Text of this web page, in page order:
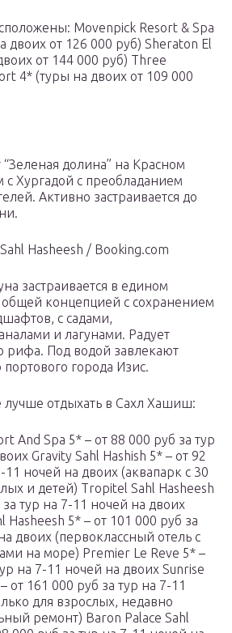
Movenpick Resort & Spa
двоих от 126 000 руб) Sheraton El
от 144 000 руб) Three
4* (туры на двоих от 109 000
долина” на Красном
с Хургадой с преобладанием
Активно застраивается до
Hasheesh / Booking.com
застраивается в едином
общей концепцией с сохранением
с садами,
и лагунами. Радует
рифа. Под водой завлекают
города Изис.
лучше отдыхать в Сахл Хашиш:
And Spa 5* – от 88 000 руб за тур
Gravity Sahl Hashish 5* – от 92
11 ночей на двоих (аквапарк с 30
и детей) Tropitel Sahl Hasheesh
тур на 7-11 ночей на двоих
Hasheesh 5* – от 101 000 руб за
двоих (первоклассный отель с
на море) Premier Le Reve 5* –
на 7-11 ночей на двоих Sunrise
от 161 000 руб за тур на 7-11
для взрослых, недавно
ремонт) Baron Palace Sahl